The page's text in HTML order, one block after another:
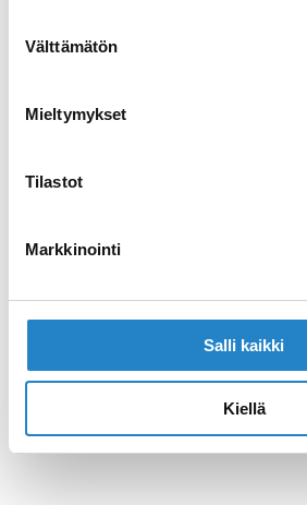
valinta
Välttämätön
Mieltymykset
Tilastot
Markkinointi
Salli kaikki
Kiellä